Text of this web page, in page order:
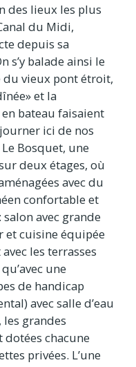
des lieux les plus
du Midi,
depuis sa
s’y balade ainsi le
du vieux pont étroit,
et la
bateau faisaient
ici de nos
Bosquet, une
deux étages, où
avec du
confortable et
avec grande
et cuisine équipée
les terrasses
une
de handicap
avec salle d’eau
les grandes
chacune
privées. L’une